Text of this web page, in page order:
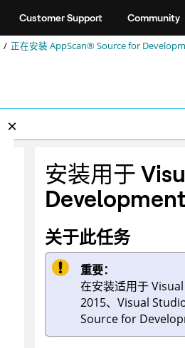
Customer Support Community
正在安装 AppScan® Source for
安装用于
Development
关于此任务
重要：
在安装适用于
2015、Visual
Source for